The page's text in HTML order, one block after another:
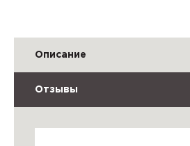
Описание
Отзывы